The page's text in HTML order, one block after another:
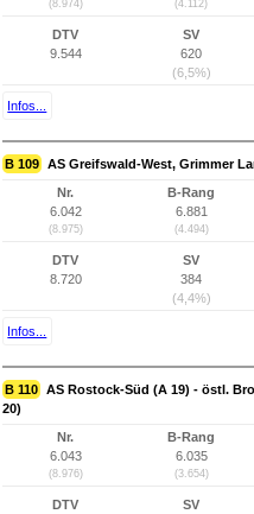
(8.974) (4.112)
DTV
9.544
SV
620
(6,5%)
Infos...
B 109 AS Greifswald-West, Grimmer
Nr.
6.042
(8.975)
B-Rang
6.881
(4.494)
DTV
8.720
SV
384
(4,4%)
Infos...
B 110 AS Rostock-Süd (A 19) - östl.
20)
Nr.
6.043
(8.976)
B-Rang
6.035
(3.654)
DTV
SV